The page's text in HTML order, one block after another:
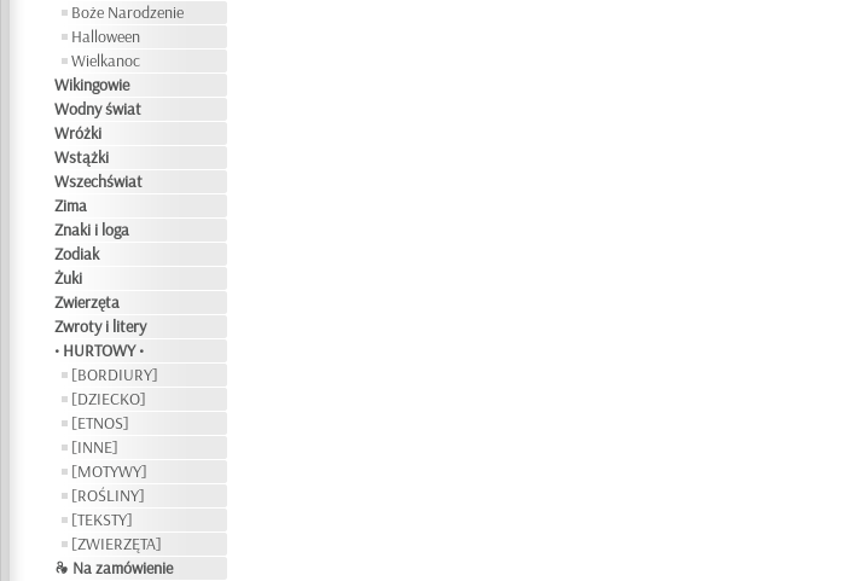
Boże Narodzenie
Halloween
Wielkanoc
Wikingowie
Wodny świat
Wróżki
Wstążki
Wszechświat
Zima
Znaki i loga
Zodiak
Żuki
Zwierzęta
Zwroty i litery
• HURTOWY •
[BORDIURY]
[DZIECKO]
[ETNOS]
[INNE]
[MOTYWY]
[ROŚLINY]
[TEKSTY]
[ZWIERZĘTA]
❧ Na zamówienie